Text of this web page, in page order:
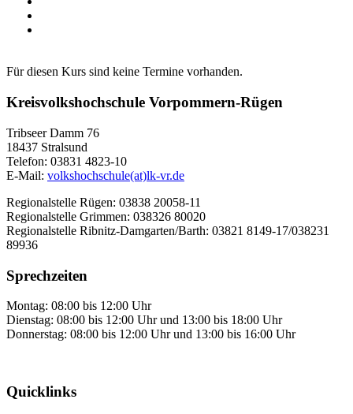
Für diesen Kurs sind keine Termine vorhanden.
Kreisvolkshochschule Vorpommern-Rügen
Tribseer Damm 76
18437 Stralsund
Telefon: 03831 4823-10
E-Mail: volkshochschule(at)lk-vr.de
Regionalstelle Rügen: 03838 20058-11
Regionalstelle Grimmen: 038326 80020
Regionalstelle Ribnitz-Damgarten/Barth: 03821 8149-17/038231
89936
Sprechzeiten
Montag: 08:00 bis 12:00 Uhr
Dienstag: 08:00 bis 12:00 Uhr und 13:00 bis 18:00 Uhr
Donnerstag: 08:00 bis 12:00 Uhr und 13:00 bis 16:00 Uhr
Quicklinks